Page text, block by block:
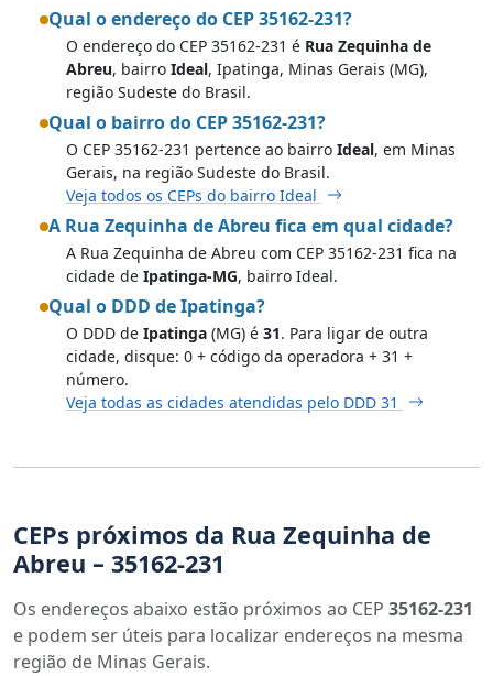
Qual o endereço do CEP 35162-231?
O endereço do CEP 35162-231 é Rua Zequinha de
Abreu, bairro Ideal, Ipatinga, Minas Gerais (MG),
região Sudeste do Brasil.
Qual o bairro do CEP 35162-231?
O CEP 35162-231 pertence ao bairro Ideal, em Minas
Gerais, na região Sudeste do Brasil.
Veja todos os CEPs do bairro Ideal
A Rua Zequinha de Abreu fica em qual cidade?
A Rua Zequinha de Abreu com CEP 35162-231 fica na
cidade de Ipatinga-MG, bairro Ideal.
Qual o DDD de Ipatinga?
O DDD de Ipatinga (MG) é 31. Para ligar de outra
cidade, disque: 0 + código da operadora + 31 +
número.
Veja todas as cidades atendidas pelo DDD 31
CEPs próximos da Rua Zequinha de
Abreu – 35162-231
Os endereços abaixo estão próximos ao CEP 35162-231
e podem ser úteis para localizar endereços na mesma
região de Minas Gerais.